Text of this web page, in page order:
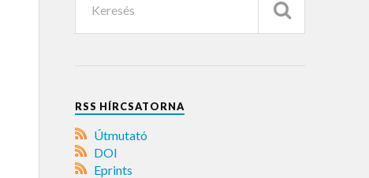
RSS HÍRCSATORNA
Útmutató
DOI
Eprints